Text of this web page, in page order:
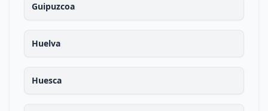
Guipuzcoa
Huelva
Huesca